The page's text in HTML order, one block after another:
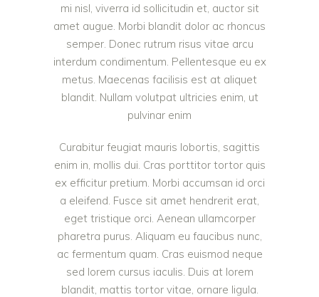
mi nisl, viverra id sollicitudin et, auctor sit
amet augue. Morbi blandit dolor ac rhoncus
semper. Donec rutrum risus vitae arcu
interdum condimentum. Pellentesque eu ex
metus. Maecenas facilisis est at aliquet
blandit. Nullam volutpat ultricies enim, ut
pulvinar enim
Curabitur feugiat mauris lobortis, sagittis
enim in, mollis dui. Cras porttitor tortor quis
ex efficitur pretium. Morbi accumsan id orci
a eleifend. Fusce sit amet hendrerit erat,
eget tristique orci. Aenean ullamcorper
pharetra purus. Aliquam eu faucibus nunc,
ac fermentum quam. Cras euismod neque
sed lorem cursus iaculis. Duis at lorem
blandit, mattis tortor vitae, ornare ligula.